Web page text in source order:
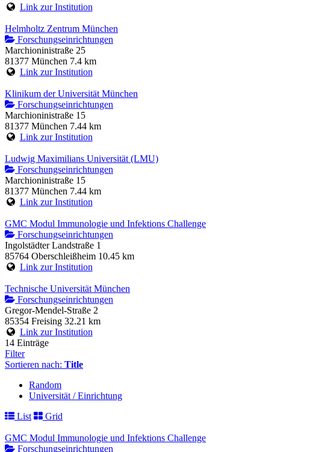
Link zur Institution
Helmholtz Zentrum München
Forschungseinrichtungen
Marchioninistraße 25
81377 München 7.4 km
Link zur Institution
Klinikum der Universität München
Forschungseinrichtungen
Marchioninistraße 15
81377 München 7.44 km
Link zur Institution
Ludwig Maximilians Universität (LMU)
Forschungseinrichtungen
Marchioninistraße 15
81377 München 7.44 km
Link zur Institution
GMC Modul Immunologie und Infektions Challenge
Forschungseinrichtungen
Ingolstädter Landstraße 1
85764 Oberschleißheim 10.45 km
Link zur Institution
Technische Universität München
Forschungseinrichtungen
Gregor-Mendel-Straße 2
85354 Freising 32.21 km
Link zur Institution
14 Einträge
Filter
Sortieren nach: Title
Random
Universität / Einrichtung
List
Grid
GMC Modul Immunologie und Infektions Challenge
Forschungseinrichtungen